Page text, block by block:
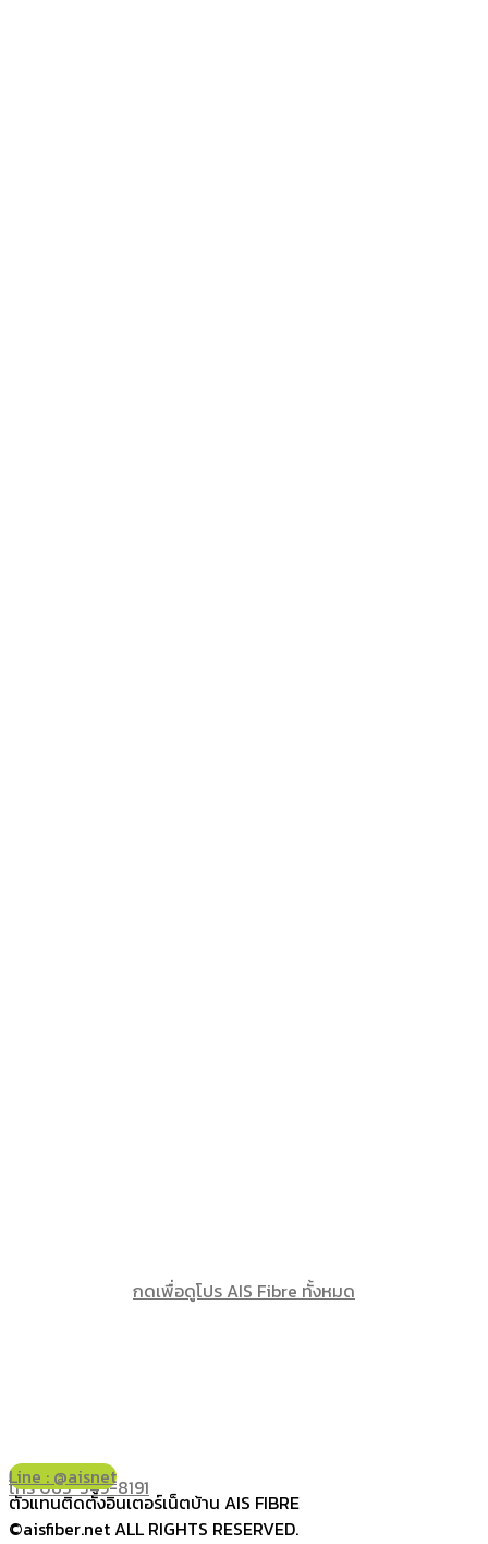
กดเพื่อดูโปร AIS Fibre ทั้งหมด
โทร 065-349-8191
Line : @aisnet
ตัวแทนติดตั้งอินเตอร์เน็ตบ้าน AIS FIBRE
©aisfiber.net ALL RIGHTS RESERVED.